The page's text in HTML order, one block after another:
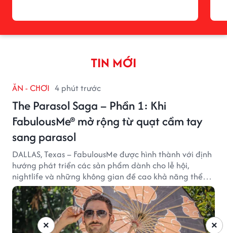
TIN MỚI
ĂN - CHƠI 4 phút trước
The Parasol Saga – Phần 1: Khi
FabulousMe® mở rộng từ quạt cầm tay
sang parasol
DALLAS, Texas – FabulousMe được hình thành với định
hướng phát triển các sản phẩm dành cho lễ hội,
nightlife và những không gian đề cao khả năng thể
hiện bản thân. Trong quá trình xây dựng thương hiệu,
quạt cầm tay trở thành dòng sản phẩm tạo được
thành công ban đầu, giúp FabulousMe từng bước mở
rộng mức độ hiện diện trên thị trường.
×
×